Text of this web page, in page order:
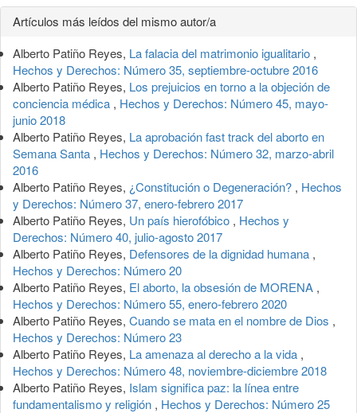
Detalles
del
artículo
Artículos más leídos del mismo autor/a
Alberto Patiño Reyes, La falacia del matrimonio igualitario ,
Hechos y Derechos: Número 35, septiembre-octubre 2016
Alberto Patiño Reyes, Los prejuicios en torno a la objeción de
conciencia médica , Hechos y Derechos: Número 45, mayo-
junio 2018
Alberto Patiño Reyes, La aprobación fast track del aborto en
Semana Santa , Hechos y Derechos: Número 32, marzo-abril
2016
Alberto Patiño Reyes, ¿Constitución o Degeneración? , Hechos
y Derechos: Número 37, enero-febrero 2017
Alberto Patiño Reyes, Un país hierofóbico , Hechos y
Derechos: Número 40, julio-agosto 2017
Alberto Patiño Reyes, Defensores de la dignidad humana ,
Hechos y Derechos: Número 20
Alberto Patiño Reyes, El aborto, la obsesión de MORENA ,
Hechos y Derechos: Número 55, enero-febrero 2020
Alberto Patiño Reyes, Cuando se mata en el nombre de Dios ,
Hechos y Derechos: Número 23
Alberto Patiño Reyes, La amenaza al derecho a la vida ,
Hechos y Derechos: Número 48, noviembre-diciembre 2018
Alberto Patiño Reyes, Islam significa paz: la línea entre
fundamentalismo y religión , Hechos y Derechos: Número 25